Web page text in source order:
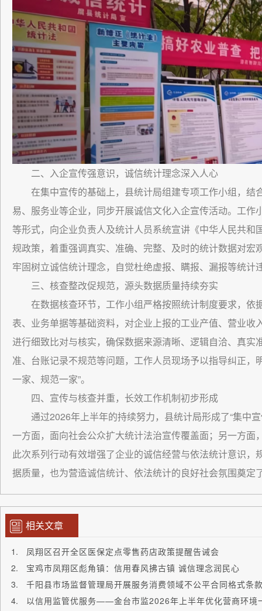
二、入企宣传强意识，诚信统计理念深入人心
在集中宣传的基础上，县统计局组建专项工作小组，
易、服务业等企业，同步开展诚信文化入企宣传活动。工
等形式，向企业负责人及统计人员系统宣讲《中华人民共
规政策，着重强调真实、准确、完整、及时的统计数据对
牢固树立诚信统计理念，自觉杜绝虚报、瞒报、漏报等统计
三、核查整改促规范，源头数据质量持续夯实
在数据核查环节，工作小组严格按照统计制度要求，
表、业务单据等基础资料，对企业上报的工业产值、营业
进行细致比对与核实，确保数据来源清晰、逻辑自洽、真
准、台账记录不规范等问题，工作人员现场予以指导纠正
一家、规范一家”。
四、宣传与核查并重，长效工作机制初步形成
通过2026年上半年的持续努力，县统计局形成了“集中
一方面，面向社会公众扩大统计法治宣传覆盖面；另一方
此次系列行动有效增强了企业的诚信经营与依法统计意识
据质量，也为营造诚信统计、依法统计的良好社会氛围奠定
相关文章
凤翔区召开全区医保定点零售药店政策提醒告诫会
宝鸡市凤翔区彪角镇：信用春风拂古镇 诚信理念润民心
千阳县市场监督管理局开展服务消费领域不公平合同格式条
以信用监管优服务——金台市监2026年上半年优化营商环境